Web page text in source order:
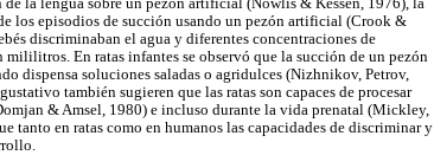
la lengua sobre un pezón artificial (Nowlis & Kessen, 1976), la
los episodios de succión usando un pezón artificial (Crook &
discriminaban el agua y diferentes concentraciones de
En ratas infantes se observó que la succión de un pezón
dispensa soluciones saladas o agridulces (Nizhnikov, Petrov,
también sugieren que las ratas son capaces de procesar
& Amsel, 1980) e incluso durante la vida prenatal (Mickley,
tanto en ratas como en humanos las capacidades de discriminar y